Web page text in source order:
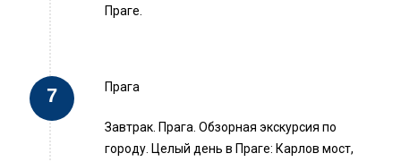
Праге.
Прага
Завтрак. Прага. Обзорная экскурсия по
городу. Целый день в Праге: Карлов мост,